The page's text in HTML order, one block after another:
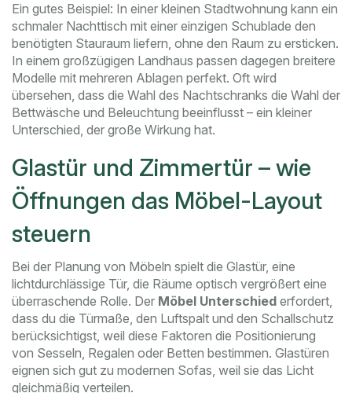
Ein gutes Beispiel: In einer kleinen Stadtwohnung kann ein
schmaler Nachttisch mit einer einzigen Schublade den
benötigten Stauraum liefern, ohne den Raum zu ersticken.
In einem großzügigen Landhaus passen dagegen breitere
Modelle mit mehreren Ablagen perfekt. Oft wird
übersehen, dass die Wahl des Nachtschranks die Wahl der
Bettwäsche und Beleuchtung beeinflusst – ein kleiner
Unterschied, der große Wirkung hat.
Glastür und Zimmertür – wie
Öffnungen das Möbel-Layout
steuern
Bei der Planung von Möbeln spielt die Glastür, eine
lichtdurchlässige Tür, die Räume optisch vergrößert eine
überraschende Rolle. Der Möbel Unterschied erfordert,
dass du die Türmaße, den Luftspalt und den Schallschutz
berücksichtigst, weil diese Faktoren die Positionierung
von Sesseln, Regalen oder Betten bestimmen. Glastüren
eignen sich gut zu modernen Sofas, weil sie das Licht
gleichmäßig verteilen.